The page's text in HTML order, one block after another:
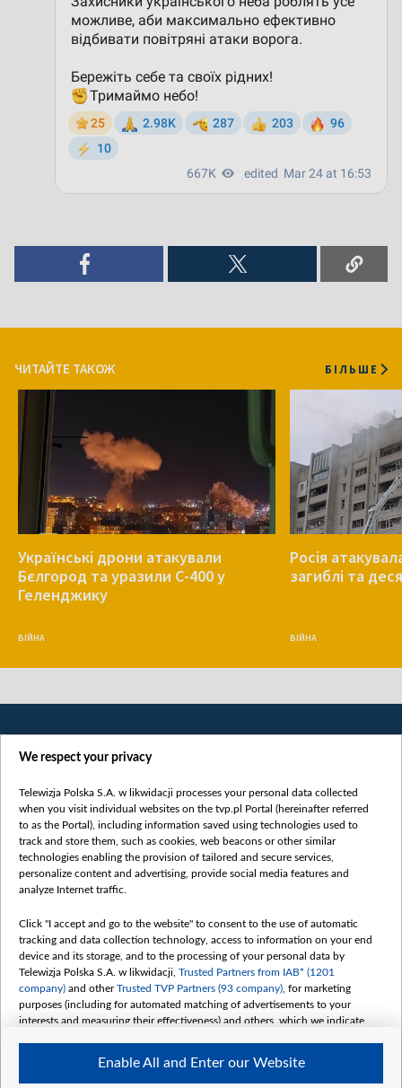
ЧИТАЙТЕ ТАКОЖ БІЛЬШЕ
Українські дрони атакували
Бєлгород та уразили С-400 у
Геленджику
ВІЙНА
Росія
загиблі та
ВІЙНА
Категорії
Новини
Докладно
Погляд
Цікаво
Slawa.tv
Про нас
Контакти
Правила використання матеріалів
We respect your privacy
Telewizja Polska S.A. w likwidacji processes your personal data collected
when you visit individual websites on the tvp.pl Portal (hereinafter referred
to as the Portal), including information saved using technologies used to
track and store them, such as cookies, web beacons or other similar
technologies enabling the provision of tailored and secure services,
personalize content and advertising, provide social media features and
analyze Internet traffic.
Click "I accept and go to the website" to consent to the use of automatic
tracking and data collection technology, access to information on your end
device and its storage, and to the processing of your personal data by
Telewizja Polska S.A. w likwidacji, Trusted Partners from IAB* (1201
company) and otherTrusted TVP Partners (93 company) , for marketing
purposes (including for automated matching of advertisements to your
interests and measuring their effectiveness) and others, which we indicate
The purposes of processing your data by TVP S.A. w likwidacji are as
follows:
Enable All and Enter our Website